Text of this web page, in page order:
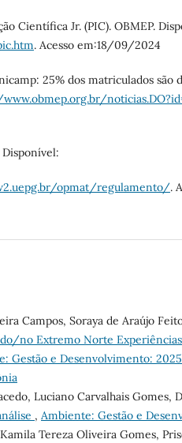
Científica Jr. (PIC). OBMEP.
. Acesso em:18/09/2024
25% dos matriculados são
opmat/regulamento/.
Campos, Soraya de Araújo
no Extremo Norte
Gestão e Desenvolvimento:
Luciano Carvalhais Gomes,
, Ambiente: Gestão e
Tereza Oliveira Gomes,